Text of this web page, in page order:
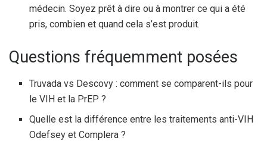
médecin. Soyez prêt à dire ou à montrer ce qui a été
pris, combien et quand cela s’est produit.
Questions fréquemment posées
Truvada vs Descovy : comment se comparent-ils pour
le VIH et la PrEP ?
Quelle est la différence entre les traitements anti-VIH
Odefsey et Complera ?